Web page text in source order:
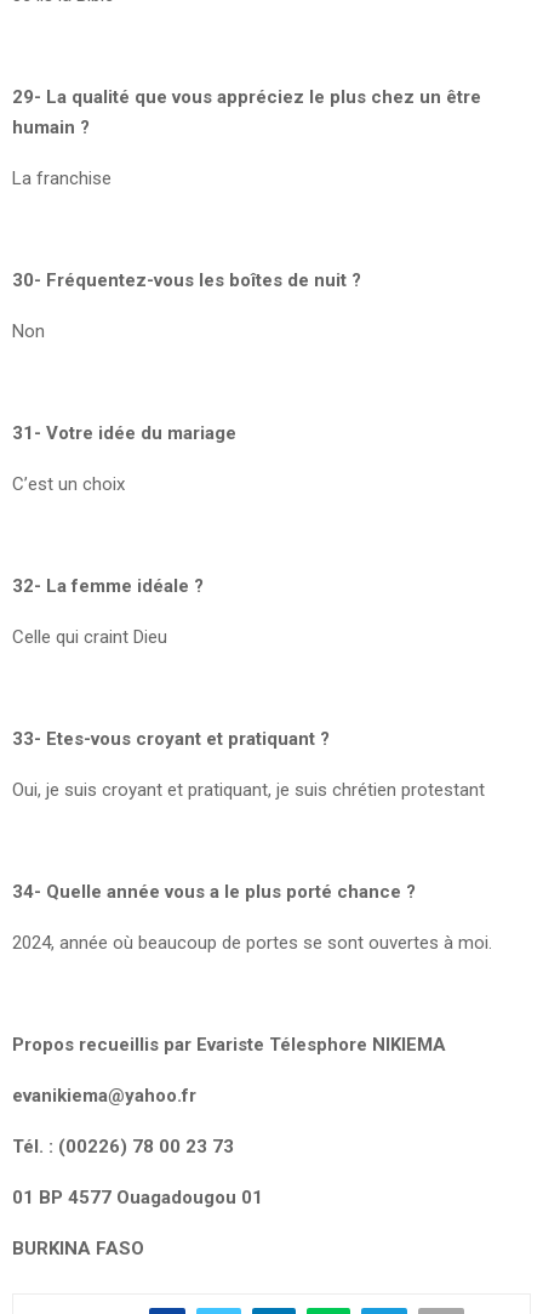
29- La qualité que vous appréciez le plus chez un être
humain ?
La franchise
30- Fréquentez-vous les boîtes de nuit ?
Non
31- Votre idée du mariage
C’est un choix
32- La femme idéale ?
Celle qui craint Dieu
33- Etes-vous croyant et pratiquant ?
Oui, je suis croyant et pratiquant, je suis chrétien protestant
34- Quelle année vous a le plus porté chance ?
2024, année où beaucoup de portes se sont ouvertes à moi.
Propos recueillis par Evariste Télesphore NIKIEMA
evanikiema@yahoo.fr
Tél. : (00226) 78 00 23 73
01 BP 4577 Ouagadougou 01
BURKINA FASO